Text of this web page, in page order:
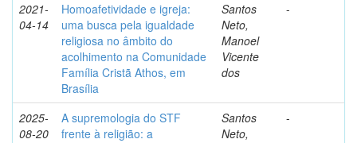
2021-
04-14
Homoafetividade e igreja:
uma busca pela igualdade
religiosa no âmbito do
acolhimento na Comunidade
Família Cristã Athos, em
Brasília
Santos
Neto,
Manoel
Vicente
dos
-
2025-
08-20
A supremologia do STF
frente à religião: a
Santos
Neto,
-